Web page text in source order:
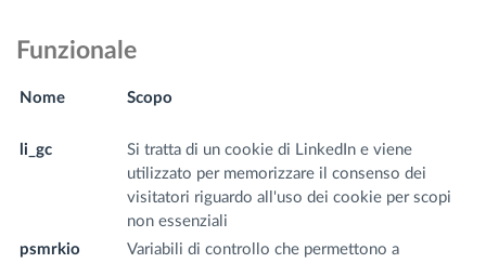
Funzionale
Nome Scopo
li_gc
Si tratta di un cookie di LinkedIn e viene
utilizzato per memorizzare il consenso dei
visitatori riguardo all'uso dei cookie per scopi
non essenziali
psmrkio
Variabili di controllo che permettono a